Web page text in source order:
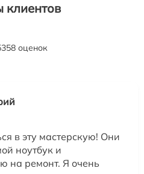
клиентов
оценок
в эту мастерскую! Они
ноутбук и
на ремонт. Я очень